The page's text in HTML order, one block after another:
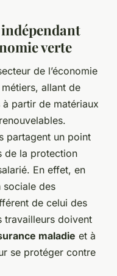
verte
de l’économie
allant de
à partir de matériaux
partagent un point
de la protection
En effet, en
sociale des
de celui des
travailleurs doivent
maladie et à
se protéger contre